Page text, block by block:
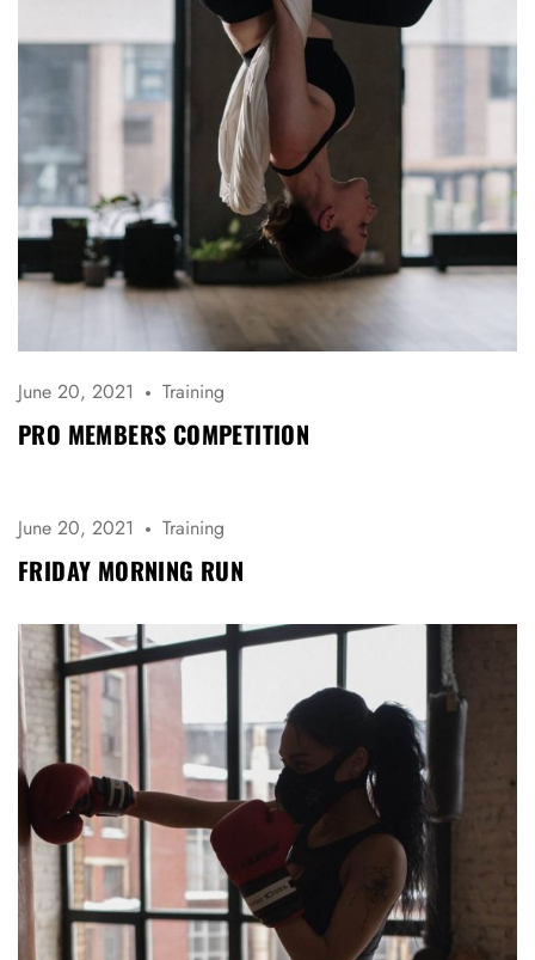
June 20, 2021 Training
PRO MEMBERS COMPETITION
June 20, 2021 Training
FRIDAY MORNING RUN
Lost Password?
Remember Me
Don’t have an account?
REGISTER